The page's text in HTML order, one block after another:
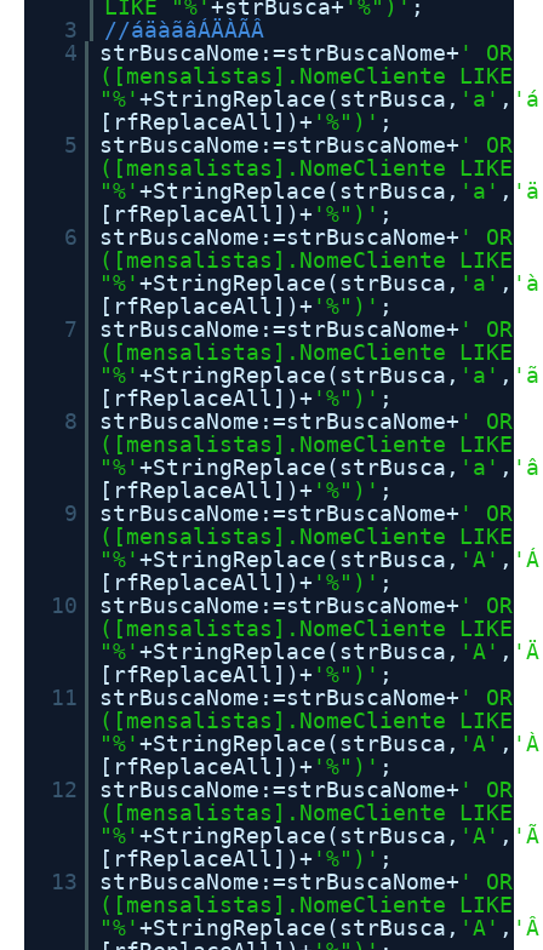
LIKE "%'+strBusca+ '%")' ;
3
//áäàãâÁÄÀÃÂ
4
strBuscaNome:=strBuscaNome+ ' OR
([mensalistas].NomeCliente LIKE
"%'+StringReplace(strBusca, 'a' ,
[rfReplaceAll])+ '%")' ;
5
strBuscaNome:=strBuscaNome+ ' OR
([mensalistas].NomeCliente LIKE
"%'+StringReplace(strBusca, 'a' ,
[rfReplaceAll])+ '%")' ;
6
strBuscaNome:=strBuscaNome+ ' OR
([mensalistas].NomeCliente LIKE
"%'+StringReplace(strBusca, 'a' ,
[rfReplaceAll])+ '%")' ;
7
strBuscaNome:=strBuscaNome+ ' OR
([mensalistas].NomeCliente LIKE
"%'+StringReplace(strBusca, 'a' ,
[rfReplaceAll])+ '%")' ;
8
strBuscaNome:=strBuscaNome+ ' OR
([mensalistas].NomeCliente LIKE
"%'+StringReplace(strBusca, 'a' ,
[rfReplaceAll])+ '%")' ;
9
strBuscaNome:=strBuscaNome+ ' OR
([mensalistas].NomeCliente LIKE
"%'+StringReplace(strBusca, 'A' ,
[rfReplaceAll])+ '%")' ;
10
strBuscaNome:=strBuscaNome+ ' OR
([mensalistas].NomeCliente LIKE
"%'+StringReplace(strBusca, 'A' ,
[rfReplaceAll])+ '%")' ;
11
strBuscaNome:=strBuscaNome+ ' OR
([mensalistas].NomeCliente LIKE
"%'+StringReplace(strBusca, 'A' ,
[rfReplaceAll])+ '%")' ;
12
strBuscaNome:=strBuscaNome+ ' OR
([mensalistas].NomeCliente LIKE
"%'+StringReplace(strBusca, 'A' ,
[rfReplaceAll])+ '%")' ;
13
strBuscaNome:=strBuscaNome+ ' OR
([mensalistas].NomeCliente LIKE
"%'+StringReplace(strBusca, 'A' ,